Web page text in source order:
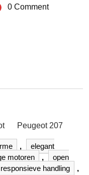
0 Comment
Peugeot 207
,
elegant
motoren ,
open
responsieve handling
,